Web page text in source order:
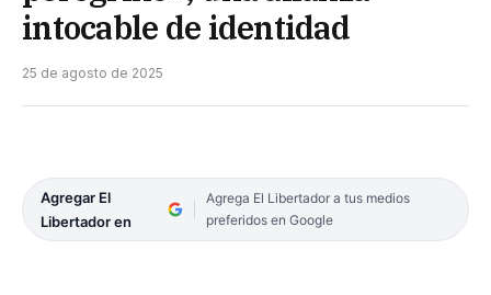
intocable de identidad
25 de agosto de 2025
Agregar El
Libertador en
Agrega El Libertador a tus medios
preferidos en Google